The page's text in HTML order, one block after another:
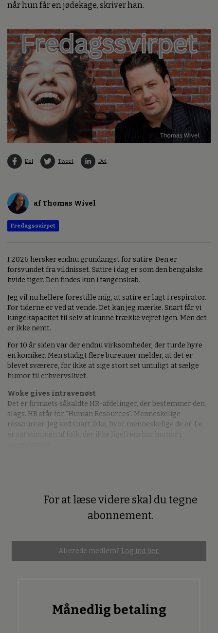
når hun får en jødekage, skriver han.
Del Tweet Del
af Thomas Wivel
Fredagssvirpet
I 2026 hersker endnu grundangst for satire. Den er
forsvundet fra vildnisset. Satire i dag er som den bengalske
hvide tiger. Den findes kun i fangenskab.
Jeg vil nu hellere forestille mig, at satire er lagt i respirator.
For tiderne er ved at vende. Det kan jeg mærke. Snart får vi
lungekapacitet til selv at kunne trække vejret igen. Men det
er ikke nemt.
For 10 år siden var der endnu virksomheder, der turde hyre
en komiker. Men stadigt flere bureauer melder, at det er
blevet sværere, for ikke at sige stort set umuligt at sælge
humor til erhvervslivet.
Woke gives intravenøst
Det er firmaets såkaldte HR-afdelinger, der bestemmer den
slags. HR står for ”Human Resources”. Menneskelige
ressourcer. Jeg ved snart ikke, hvor menneskelige de er. De
For at læse videre skal du tegne
abonnement.
Allerede medlem? Log ind her.
Månedlig betaling